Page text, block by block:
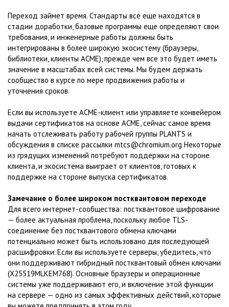
Переход займет время. Стандарты все еще находятся в
стадии доработки, базовые программы еще определяют свои
требования, и инженерные работы должны быть
интегрированы в более широкую экосистему (браузеры,
библиотеки, клиенты ACME), прежде чем все это будет иметь
значение в масштабах всей системы. Мы будем держать
сообщество в курсе по мере продвижения работы и
уточнения сроков.
Если вы используете ACME-клиент или управляете конвейером
выдачи сертификатов на основе ACME, сейчас самое время
начать отслеживать работу рабочей группы PLANTS и
обсуждения в списке рассылки mtcs@chromium.org Некоторые
из грядущих изменений потребуют поддержки на стороне
клиента, и экосистема выиграет от клиентов, готовых к
поддержке на стороне выпуска сертификатов.
Замечание о более широком постквантовом переходе
Для всего интернет-сообщества: постквантовое шифрование
— более актуальная проблема, поскольку любое TLS-
соединение без постквантового обмена ключами
потенциально может быть использовано для последующей
расшифровки. Если вы используете серверы, убедитесь, что
они поддерживают гибридный постквантовый обмен ключами
(X25519MLKEM768). Основные браузеры и операционные
системы уже поддерживают его, и включение этой функции
на сервере — одно из самых эффективных действий, которые